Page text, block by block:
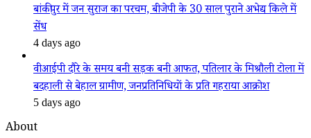
बांकीपुर में जन सुराज का परचम, बीजेपी के 30 साल पुराने अभेद्य किले में
सेंध
4 days ago
वीआईपी दौरे के समय बनी सड़क बनी आफत, पतिलार के मिश्रौली टोला में
बदहाली से बेहाल ग्रामीण, जनप्रतिनिधियों के प्रति गहराया आक्रोश
5 days ago
About